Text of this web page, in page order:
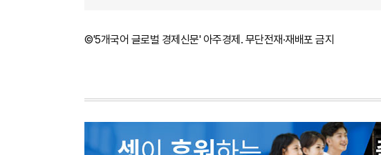
©'5개국어 글로벌 경제신문' 아주경제. 무단전재·재배포 금지